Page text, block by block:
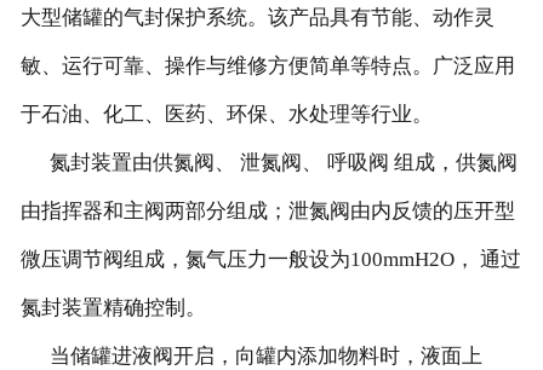
大型储罐的气封保护系统。该产品具有节能、动作灵
敏、运行可靠、操作与维修方便简单等特点。广泛应用
于石油、化工、医药、环保、水处理等行业。
氮封装置由供氮阀、 泄氮阀、 呼吸阀 组成，供氮阀
由指挥器和主阀两部分组成；泄氮阀由内反馈的压开型
微压调节阀组成，氮气压力一般设为100mmH2O， 通过
氮封装置精确控制。
当储罐进液阀开启，向罐内添加物料时，液面上